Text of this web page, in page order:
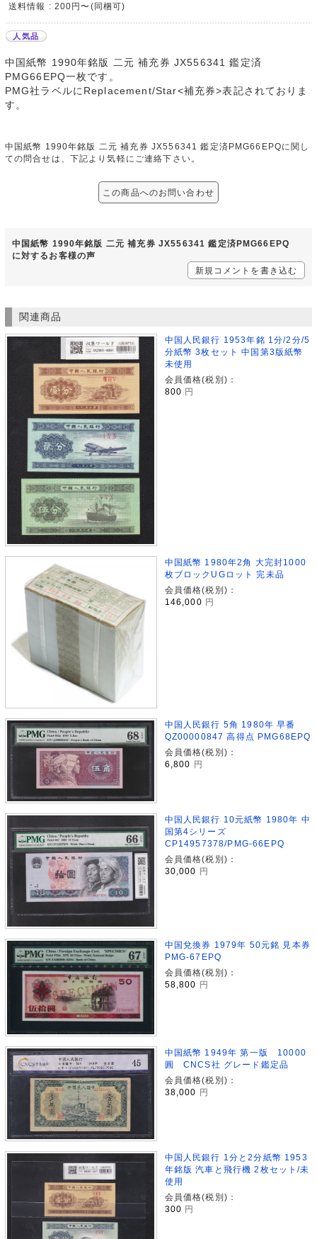
送料情報 : 200円〜(同梱可)
人気品
中国紙幣 1990年銘版 二元 補充券 JX556341 鑑定済
PMG66EPQ一枚です。
PMG社ラベルにReplacement/Star<補充券>表記されておりま
す。
中国紙幣 1990年銘版 二元 補充券 JX556341 鑑定済PMG66EPQに関し
ての問合せは、下記より気軽にご連絡下さい。
この商品へのお問い合わせ
中国紙幣 1990年銘版 二元 補充券 JX556341 鑑定済PMG66EPQ
に対するお客様の声
新規コメントを書き込む
関連商品
中国人民銀行 1953年銘 1分/2分/5
分紙幣 3枚セット 中国第3版紙幣
未使用
会員価格(税別)：
800 円
中国紙幣 1980年2角 大完封1000
枚ブロックUGロット 完未品
会員価格(税別)：
146,000 円
中国人民銀行 5角 1980年 早番
QZ00000847 高得点 PMG68EPQ
会員価格(税別)：
6,800 円
中国人民銀行 10元紙幣 1980年 中
国第4シリーズ
CP14957378/PMG-66EPQ
会員価格(税別)：
30,000
円
中国兌換券 1979年 50元銘 見本券
PMG-67EPQ
会員価格(税別)：
58,800 円
中国紙幣 1949年 第一版 10000
圓 CNCS社 グレード鑑定品
会員価格(税別)：
38,000 円
中国人民銀行 1分と2分紙幣 1953
年銘版 汽車と飛行機 2枚セット/未
使用
会員価格(税別)：
300 円